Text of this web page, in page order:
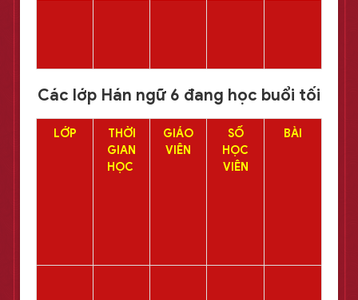
Các lớp Hán ngữ 6 đang học buổi tối
LỚP
THỜI
GIAN
HỌC
GIÁO
VIÊN
SỐ
HỌC
VIÊN
BÀI